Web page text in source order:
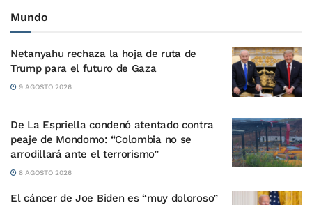
Mundo
Netanyahu rechaza la hoja de ruta de
Trump para el futuro de Gaza
9 AGOSTO 2026
De La Espriella condenó atentado contra
peaje de Mondomo: “Colombia no se
arrodillará ante el terrorismo”
8 AGOSTO 2026
El cáncer de Joe Biden es “muy doloroso”